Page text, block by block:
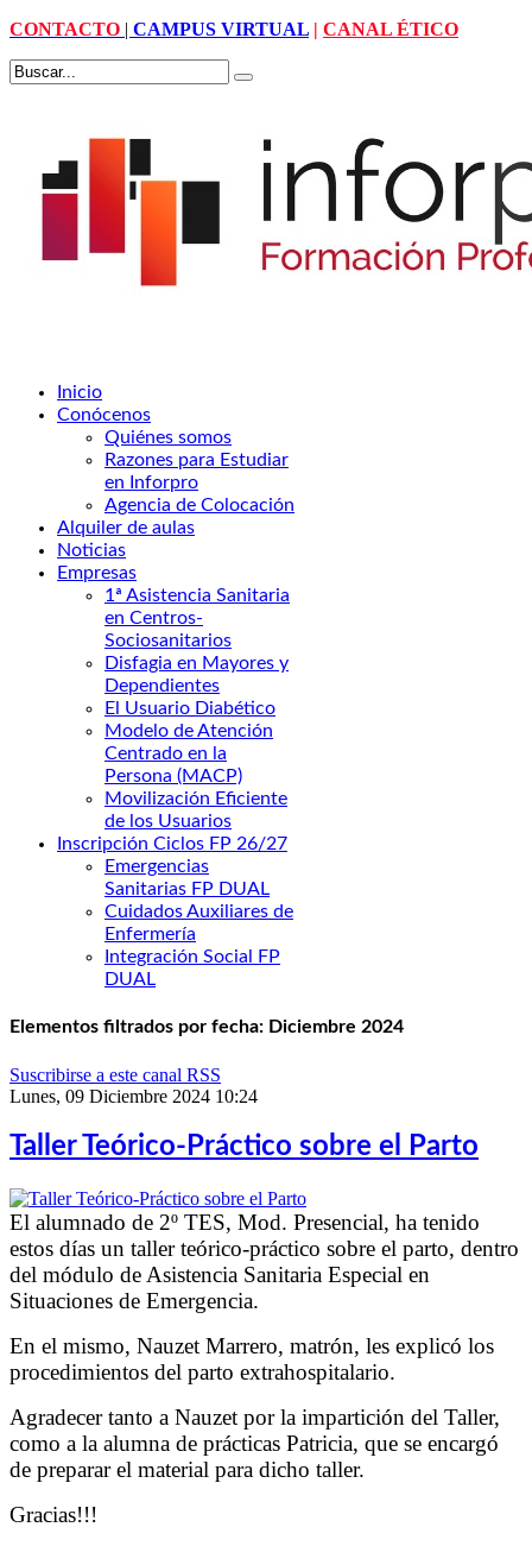
CONTACTO | CAMPUS VIRTUAL | CANAL ÉTICO
Inicio
Conócenos
Quiénes somos
Razones para Estudiar
en Inforpro
Agencia de Colocación
Alquiler de aulas
Noticias
Empresas
1ª Asistencia Sanitaria
en Centros-
Sociosanitarios
Disfagia en Mayores y
Dependientes
El Usuario Diabético
Modelo de Atención
Centrado en la
Persona (MACP)
Movilización Eficiente
de los Usuarios
Inscripción Ciclos FP 26/27
Emergencias
Sanitarias FP DUAL
Cuidados Auxiliares de
Enfermería
Integración Social FP
DUAL
Elementos filtrados por fecha: Diciembre 2024
Suscribirse a este canal RSS
Lunes, 09 Diciembre 2024 10:24
Taller Teórico-Práctico sobre el Parto
El alumnado de 2º TES, Mod. Presencial, ha tenido
estos días un taller teórico-práctico sobre el parto, dentro
del módulo de Asistencia Sanitaria Especial en
Situaciones de Emergencia.
En el mismo, Nauzet Marrero, matrón, les explicó los
procedimientos del parto extrahospitalario.
Agradecer tanto a Nauzet por la impartición del Taller,
como a la alumna de prácticas Patricia, que se encargó
de preparar el material para dicho taller.
Gracias!!!